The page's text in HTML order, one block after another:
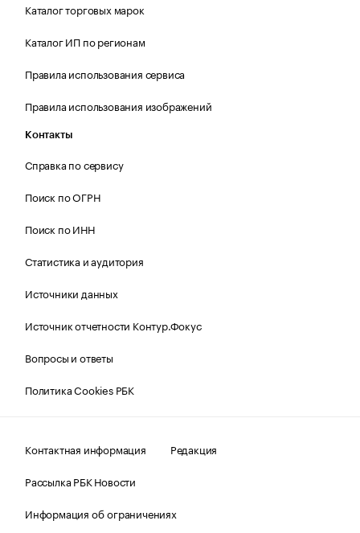
Каталог торговых марок
Каталог ИП по регионам
Правила использования сервиса
Правила использования изображений
Контакты
Справка по сервису
Поиск по ОГРН
Поиск по ИНН
Статистика и аудитория
Источники данных
Источник отчетности Контур.Фокус
Вопросы и ответы
Политика Cookies РБК
Контактная информация
Редакция
Рассылка РБК Новости
Информация об ограничениях